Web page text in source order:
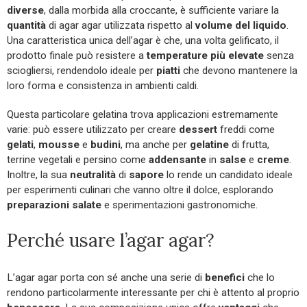
diverse, dalla morbida alla croccante, è sufficiente variare la
quantità di agar agar utilizzata rispetto alvolume del liquido
Una caratteristica unica dell’agar è che, una volta gelificato, il
prodotto finale può resistere atemperature più elevate senza
sciogliersi, rendendolo ideale per piatti che devono mantenere la
loro forma e consistenza in ambienti caldi.
Questa particolare gelatina trova applicazioni estremamente
varie: può essere utilizzato per creare dessert freddi come
gelati, mousse e budini, ma anche per gelatine di frutta,
terrine vegetali e persino come addensante in salse e creme
Inoltre, la sua neutralità di sapore lo rende un candidato ideale
per esperimenti culinari che vanno oltre il dolce, esplorando
preparazioni salate e sperimentazioni gastronomiche.
Perché usare l’agar agar?
L’agar agar porta con sé anche una serie di benefici che lo
rendono particolarmente interessante per chi è attento al proprio